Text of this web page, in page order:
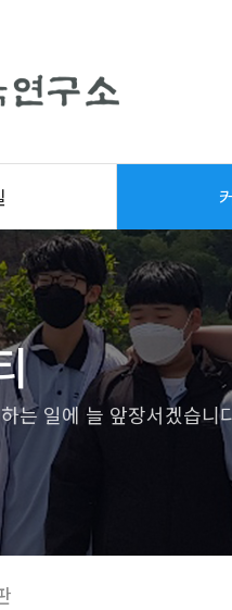
는 일에 늘 앞장서겠습니